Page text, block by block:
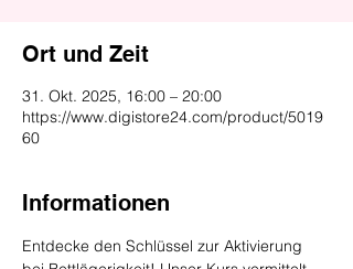
Ort und Zeit
31. Okt. 2025, 16:00 – 20:00
https://www.digistore24.com/product/5019
60
Informationen
Entdecke den Schlüssel zur Aktivierung